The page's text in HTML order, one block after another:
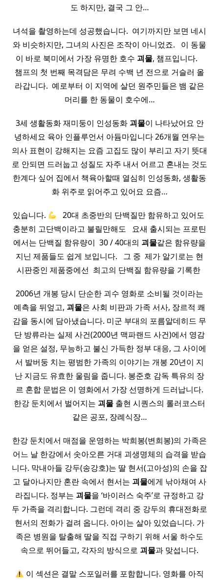
도 하지만, 결국 그 안…
녀석을 촬영하는데 성공했습니다. ​ 여기까지만 보면 네시
와 비슷하지만, 그녀의 사진은 조작이 아니었죠. ​ ​ 이 동물
이 바로 북미에서 가장 유명한 호수 괴물, 챔프입니다. ​ ​ ​
챔프의 첫 번째 목격담은 무려 수백 년 전으로 거슬러 올
라갑니다. ​ 예로부터 이 지역에 살던 원주민들은 뱀 같은
머리를 한 동물이 호수에…
3세 생활동화 재미둥이 인성동화 괴물이 나타났어요 안
녕하세요 육아 인플루언서 아듐마입니다 26개월 연우는
의사 표현이 강해지는 요즘 고집도 많이 부리고 자기 뜻대
로 안되면 드러눕고 성질도 자주 내서 어르고 혼내는 것도
한계다 싶어 집에서 책육아할때 열심히 인성동화, 생활동
화 위주로 읽어주고 있어요 요즘…
있습니다.
​ ​ 20대 초중반의 단백질만 함유하고 있어도 ​
충분히 고단백이라고 불릴만해도 ​ ​ 요새 출시되는 프로틴
에서는 단백질 함유량이 ​ 30 / 40대의 괴물같은 함유량을
지닌 제품들도 쉽게 보입니다. ​ ​ 그 중 ​ 제가 알기로는 현
시판중인 제품중에선 ​ 최고의 단백질 함유량을 기록한 ​
2006년 개봉 당시 단순한 괴수 영화로 소비될 것이라는
예측을 뒤엎고, 괴물은 사회 비판과 가족 서사, 장르적 쾌
감을 동시에 담아냈습니다. 미군 부대의 포름알데히드 무
단 방류라는 실제 사건(2000년 맥파랜드 사건)에서 영감
을 얻은 설정, 무능하고 불신 가득한 정부 대응, 그 사이에
서 발버둥 치는 평범한 가족의 이야기는 개봉 20년이 지
난 지금도 유효한 울림을 줍니다. 봉준호 감독 특유의 장
르 혼합 문법은 이 영화에서 가장 선명하게 드러납니다.
한강 둔치에서 벌어지는 괴물 출현 시퀀스의 롤러코스터
같은 공포, 장례식장…
한강 둔치에서 매점을 운영하는 박희봉(변희봉)의 가족은
어느 날 한강에서 솟아오른 거대 괴생명체의 습격을 받습
니다. 막내아들 강두(송강호)는 딸 현서(고아성)의 손을 잡
고 달아나지만 혼란 속에서 현서는 괴물에게 낚아채여 사
라집니다. 정부는 괴물을 ‘바이러스 숙주’로 규정하고 강
두 가족을 격리합니다. 그런데 격리 중 강두의 휴대전화로
현서의 전화가 걸려 옵니다. 아이는 살아 있었습니다. 가
족은 병원을 탈출해 딸을 직접 구하기 위해 서울 하수도
속으로 뛰어들고, 각자의 방식으로 괴물과 맞섭니다.
이 섹션은 결말 스포일러를 포함합니다. 영화를 아직